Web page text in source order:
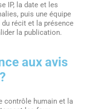
IP, la date et les
puis une équipe
récit et la présence
la publication.
aux avis
contrôle humain et la